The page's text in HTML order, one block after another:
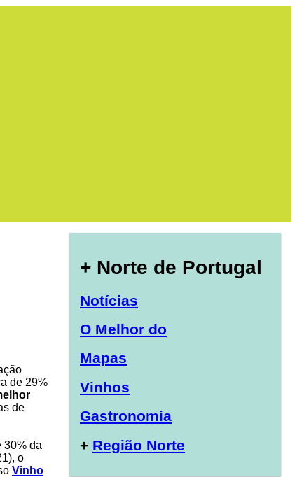
de 29%
de
30% da
o
Vinho
+ Norte de Portugal
Notícias
O Melhor do
Mapas
Vinhos
Gastronomia
+ Região Norte